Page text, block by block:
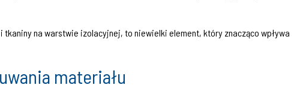
na warstwie izolacyjnej, to niewielki element, który znacząco wpływa
materiału